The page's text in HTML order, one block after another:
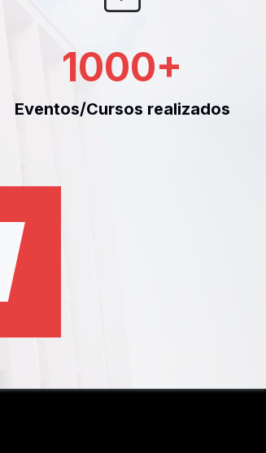
1000+
Eventos/Cursos realizados